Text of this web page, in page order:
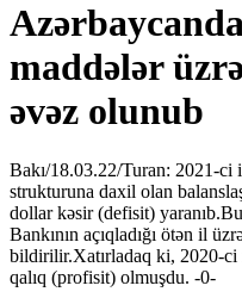
maddələr
əvəz olunub
Bakı/18.03.22/Turan: 2021-ci
strukturuna daxil olan
dollar kəsir (defisit)
Bankının açıqladığı ötən il
bildirilir.Xatırladaq ki, 2020-
qalıq (profisit) olmuşdu. -0-